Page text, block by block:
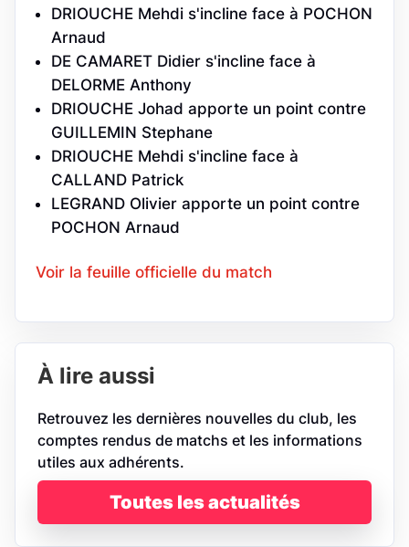
DRIOUCHE Mehdi s'incline face à POCHON
Arnaud
DE CAMARET Didier s'incline face à
DELORME Anthony
DRIOUCHE Johad apporte un point contre
GUILLEMIN Stephane
DRIOUCHE Mehdi s'incline face à
CALLAND Patrick
LEGRAND Olivier apporte un point contre
POCHON Arnaud
Voir la feuille officielle du match
À lire aussi
Retrouvez les dernières nouvelles du club, les
comptes rendus de matchs et les informations
utiles aux adhérents.
Toutes les actualités